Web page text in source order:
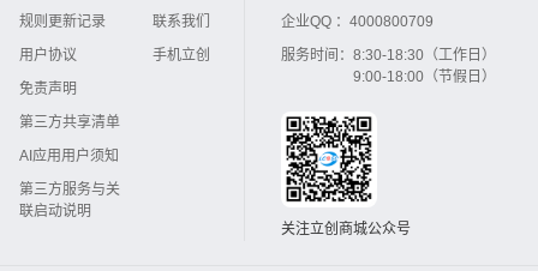
规则更新记录
用户协议
免责声明
第三方共享清单
AI应用用户须知
第三方服务与关
联启动说明
联系我们
手机立创
企业QQ ： 4000800709
服务时间： 8:30-18:30（工作日）
9:00-18:00（节假日）
关注立创商城公众号